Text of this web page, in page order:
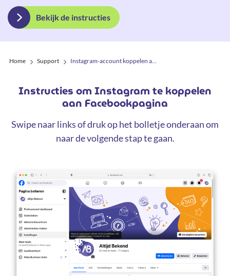
Bekijk de instructies
Home Support Instagram-account koppelen aan Facebookpagina
Instructies om Instagram te koppelen
aan Facebookpagina
Swipe naar links of druk op het bolletje onderaan om
naar de volgende stap te gaan.